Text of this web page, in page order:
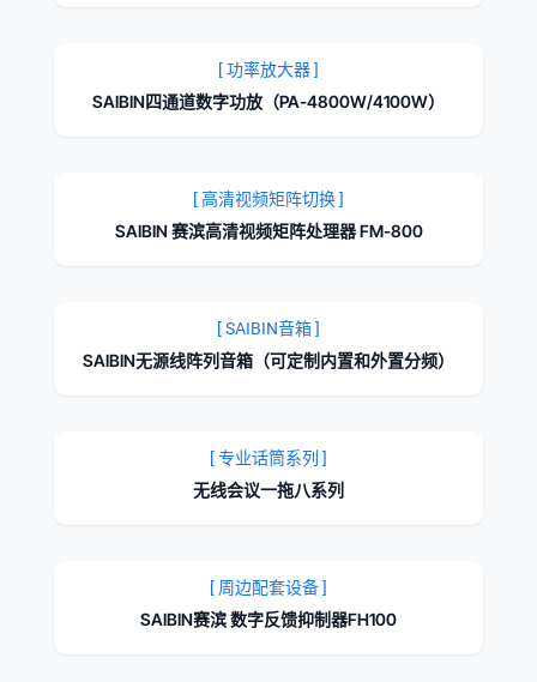
[ 功率放大器 ]
SAIBIN四通道数字功放（PA-4800W/4100W）
[ 高清视频矩阵切换 ]
SAIBIN 赛滨高清视频矩阵处理器 FM-800
[ SAIBIN音箱 ]
SAIBIN无源线阵列音箱（可定制内置和外置分频）
[ 专业话筒系列 ]
无线会议一拖八系列
[ 周边配套设备 ]
SAIBIN赛滨 数字反馈抑制器FH100